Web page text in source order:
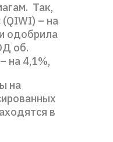
Так,
– на
одобрила
об.
на 4,1%,
на
в